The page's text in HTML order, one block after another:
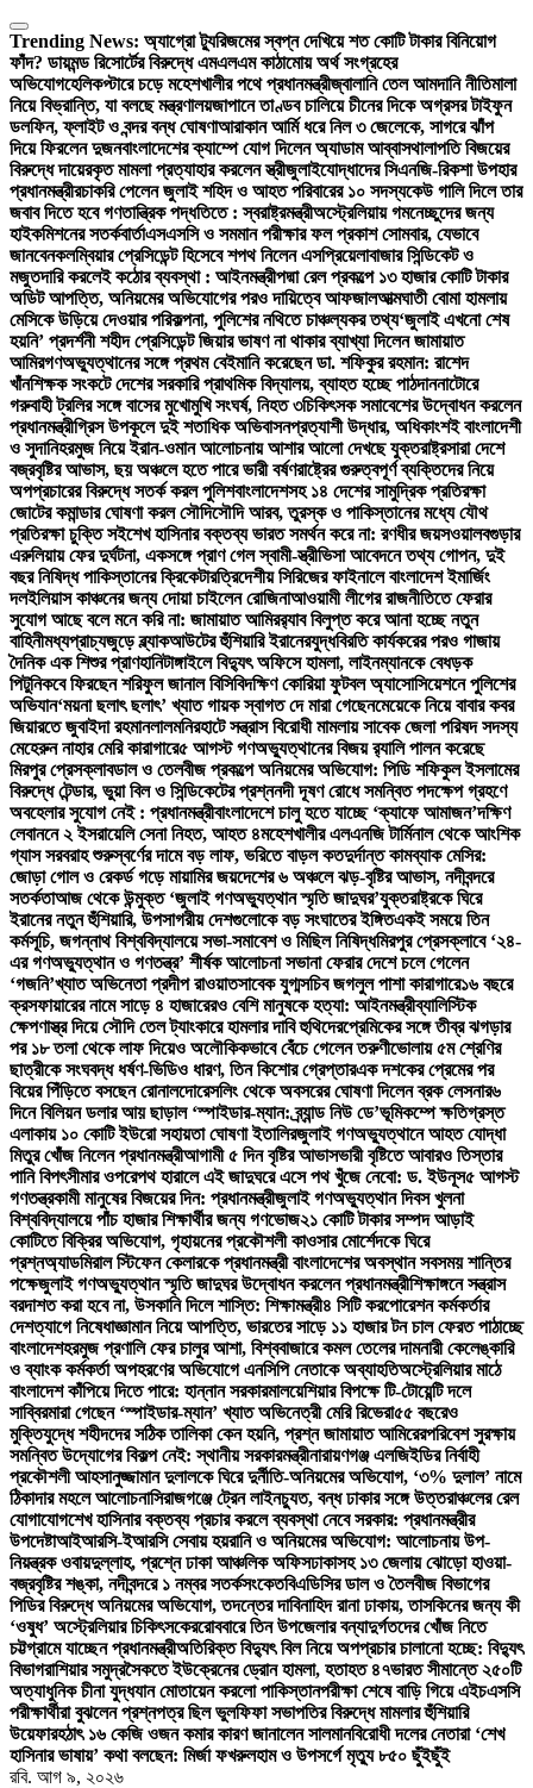
Skip
to
content
Trending News: অ্যাগ্রো ট্যুরিজমের স্বপ্ন দেখিয়ে শত কোটি টাকার বিনিয়োগ
ফাঁদ? ডায়মন্ড রিসোর্টের বিরুদ্ধে এমএলএম কাঠামোয় অর্থ সংগ্রহের
অভিযোগহেলিকপ্টারে চড়ে মহেশখালীর পথে প্রধানমন্ত্রীজ্বালানি তেল আমদানি নীতিমালা
নিয়ে বিভ্রান্তি, যা বলছে মন্ত্রণালয়জাপানে তাণ্ডব চালিয়ে চীনের দিকে অগ্রসর টাইফুন
ডলফিন, ফ্লাইট ও বন্দর বন্ধ ঘোষণাআরাকান আর্মি ধরে নিল ৩ জেলেকে, সাগরে ঝাঁপ
দিয়ে ফিরলেন দুজনবাংলাদেশের ক্যাম্পে যোগ দিলেন অ্যাডাম আব্বাসথালাপতি বিজয়ের
বিরুদ্ধে দায়েরকৃত মামলা প্রত্যাহার করলেন স্ত্রীজুলাইযোদ্ধাদের সিএনজি-রিকশা উপহার
প্রধানমন্ত্রীরচাকরি পেলেন জুলাই শহিদ ও আহত পরিবারের ১০ সদস্যকেউ গালি দিলে তার
জবাব দিতে হবে গণতান্ত্রিক পদ্ধতিতে : স্বরাষ্ট্রমন্ত্রীঅস্ট্রেলিয়ায় গমনেচ্ছুদের জন্য
হাইকমিশনের সতর্কবার্তাএসএসসি ও সমমান পরীক্ষার ফল প্রকাশ সোমবার, যেভাবে
জানবেনকলম্বিয়ার প্রেসিডেন্ট হিসেবে শপথ নিলেন এসপ্রিয়েলাবাজার সিন্ডিকেট ও
মজুতদারি করলেই কঠোর ব্যবস্থা : আইনমন্ত্রীপদ্মা রেল প্রকল্পে ১৩ হাজার কোটি টাকার
অডিট আপত্তি, অনিয়মের অভিযোগের পরও দায়িত্বে আফজালআত্মঘাতী বোমা হামলায়
মেসিকে উড়িয়ে দেওয়ার পরিকল্পনা, পুলিশের নথিতে চাঞ্চল্যকর তথ্য‘জুলাই এখনো শেষ
হয়নি’ প্রদর্শনী শহীদ প্রেসিডেন্ট জিয়ার ভাষণ না থাকার ব্যাখ্যা দিলেন জামায়াত
আমিরগণঅভ্যুত্থানের সঙ্গে প্রথম বেইমানি করেছেন ডা. শফিকুর রহমান: রাশেদ
খাঁনশিক্ষক সংকটে দেশের সরকারি প্রাথমিক বিদ্যালয়, ব্যাহত হচ্ছে পাঠদাননাটোরে
গরুবাহী ট্রলির সঙ্গে বাসের মুখোমুখি সংঘর্ষ, নিহত ৩চিকিৎসক সমাবেশের উদ্বোধন করলেন
প্রধানমন্ত্রীগ্রিস উপকূলে দুই শতাধিক অভিবাসনপ্রত্যাশী উদ্ধার, অধিকাংশই বাংলাদেশী
ও সুদানিহরমুজ নিয়ে ইরান-ওমান আলোচনায় আশার আলো দেখছে যুক্তরাষ্ট্রসারা দেশে
বজ্রবৃষ্টির আভাস, ছয় অঞ্চলে হতে পারে ভারী বর্ষণরাষ্ট্রের গুরুত্বপূর্ণ ব্যক্তিদের নিয়ে
অপপ্রচারের বিরুদ্ধে সতর্ক করল পুলিশবাংলাদেশসহ ১৪ দেশের সামুদ্রিক প্রতিরক্ষা
জোটের কমান্ডার ঘোষণা করল সৌদিসৌদি আরব, তুরস্ক ও পাকিস্তানের মধ্যে যৌথ
প্রতিরক্ষা চুক্তি সইশেখ হাসিনার বক্তব্য ভারত সমর্থন করে না: রণধীর জয়সওয়ালবগুড়ার
এরুলিয়ায় ফের দুর্ঘটনা, একসঙ্গে প্রাণ গেল স্বামী-স্ত্রীভিসা আবেদনে তথ্য গোপন, দুই
বছর নিষিদ্ধ পাকিস্তানের ক্রিকেটারত্রিদেশীয় সিরিজের ফাইনালে বাংলাদেশ ইমার্জিং
দলইলিয়াস কাঞ্চনের জন্য দোয়া চাইলেন রোজিনাআওয়ামী লীগের রাজনীতিতে ফেরার
সুযোগ আছে বলে মনে করি না: জামায়াত আমিরর‍্যাব বিলুপ্ত করে আনা হচ্ছে নতুন
বাহিনীমধ্যপ্রাচ্যজুড়ে ব্ল্যাকআউটের হুঁশিয়ারি ইরানেরযুদ্ধবিরতি কার্যকরের পরও গাজায়
দৈনিক এক শিশুর প্রাণহানিটাঙ্গাইলে বিদ্যুৎ অফিসে হামলা, লাইনম্যানকে বেধড়ক
পিটুনিকবে ফিরছেন শরিফুল জানাল বিসিবিদক্ষিণ কোরিয়া ফুটবল অ্যাসোসিয়েশনে পুলিশের
অভিযান‘ময়না ছলাৎ ছলাৎ’ খ্যাত গায়ক স্বাগত দে মারা গেছেনমেয়েকে নিয়ে বাবার কবর
জিয়ারতে জুবাইদা রহমানলালমনিরহাটে সন্ত্রাস বিরোধী মামলায় সাবেক জেলা পরিষদ সদস্য
মেহেরুন নাহার মেরি কারাগারে৫ আগস্ট গণঅভ্যুত্থানের বিজয় র‍্যালি পালন করেছে
মিরপুর প্রেসক্লাবডাল ও তেলবীজ প্রকল্পে অনিয়মের অভিযোগ: পিডি শফিকুল ইসলামের
বিরুদ্ধে টেন্ডার, ভুয়া বিল ও সিন্ডিকেটের প্রশ্ননদী দূষণ রোধে সমন্বিত পদক্ষেপ গ্রহণে
অবহেলার সুযোগ নেই : প্রধানমন্ত্রীবাংলাদেশে চালু হতে যাচ্ছে ‘ক্যাফে আমাজন’দক্ষিণ
লেবাননে ২ ইসরায়েলি সেনা নিহত, আহত ৪মহেশখালীর এলএনজি টার্মিনাল থেকে আংশিক
গ্যাস সরবরাহ শুরুস্বর্ণের দামে বড় লাফ, ভরিতে বাড়ল কতদুর্দান্ত কামব্যাক মেসির:
জোড়া গোল ও রেকর্ড গড়ে মায়ামির জয়দেশের ৬ অঞ্চলে ঝড়-বৃষ্টির আভাস, নদীবন্দরে
সতর্কতাআজ থেকে উন্মুক্ত ‘জুলাই গণঅভ্যুত্থান স্মৃতি জাদুঘর’যুক্তরাষ্ট্রকে ঘিরে
ইরানের নতুন হুঁশিয়ারি, উপসাগরীয় দেশগুলোকে বড় সংঘাতের ইঙ্গিতএকই সময়ে তিন
কর্মসূচি, জগন্নাথ বিশ্ববিদ্যালয়ে সভা-সমাবেশ ও মিছিল নিষিদ্ধমিরপুর প্রেসক্লাবে ‘২৪-
এর গণঅভ্যুত্থান ও গণতন্ত্র’ শীর্ষক আলোচনা সভানা ফেরার দেশে চলে গেলেন
‘গজনি’খ্যাত অভিনেতা প্রদীপ রাওয়াতসাবেক যুগ্মসচিব জগলুল পাশা কারাগারে১৬ বছরে
ক্রসফায়ারের নামে সাড়ে ৪ হাজারেরও বেশি মানুষকে হত্যা: আইনমন্ত্রীব্যালিস্টিক
ক্ষেপণাস্ত্র দিয়ে সৌদি তেল ট্যাংকারে হামলার দাবি হুথিদেরপ্রেমিকের সঙ্গে তীব্র ঝগড়ার
পর ১৮ তলা থেকে লাফ দিয়েও অলৌকিকভাবে বেঁচে গেলেন তরুণীভোলায় ৫ম শ্রেণির
ছাত্রীকে সংঘবদ্ধ ধর্ষণ-ভিডিও ধারণ, তিন কিশোর গ্রেপ্তারএক দশকের প্রেমের পর
বিয়ের পিঁড়িতে বসছেন রোনালদোরেসলিং থেকে অবসরের ঘোষণা দিলেন ব্রক লেসনার৬
দিনে বিলিয়ন ডলার আয় ছাড়াল ‘স্পাইডার-ম্যান: ব্র্যান্ড নিউ ডে’ভূমিকম্পে ক্ষতিগ্রস্ত
এলাকায় ১০ কোটি ইউরো সহায়তা ঘোষণা ইতালিরজুলাই গণঅভ্যুত্থানে আহত যোদ্ধা
মিতুর খোঁজ নিলেন প্রধানমন্ত্রীআগামী ৫ দিন বৃষ্টির আভাসভারী বৃষ্টিতে আবারও তিস্তার
পানি বিপৎসীমার ওপরেপথ হারালে এই জাদুঘরে এসে পথ খুঁজে নেবো: ড. ইউনূস৫ আগস্ট
গণতন্ত্রকামী মানুষের বিজয়ের দিন: প্রধানমন্ত্রীজুলাই গণঅভ্যুত্থান দিবস খুলনা
বিশ্ববিদ্যালয়ে পাঁচ হাজার শিক্ষার্থীর জন্য গণভোজ২১ কোটি টাকার সম্পদ আড়াই
কোটিতে বিক্রির অভিযোগ, গৃহায়নের প্রকৌশলী কাওসার মোর্শেদকে ঘিরে
প্রশ্নঅ্যাডমিরাল স্টিফেন কেলারকে প্রধানমন্ত্রী বাংলাদেশের অবস্থান সবসময় শান্তির
পক্ষেজুলাই গণঅভ্যুত্থান স্মৃতি জাদুঘর উদ্বোধন করলেন প্রধানমন্ত্রীশিক্ষাঙ্গনে সন্ত্রাস
বরদাশত করা হবে না, উসকানি দিলে শাস্তি: শিক্ষামন্ত্রী৪ সিটি করপোরেশন কর্মকর্তার
দেশত্যাগে নিষেধাজ্ঞামান নিয়ে আপত্তি, ভারতের সাড়ে ১১ হাজার টন চাল ফেরত পাঠাচ্ছে
বাংলাদেশহরমুজ প্রণালি ফের চালুর আশা, বিশ্ববাজারে কমল তেলের দামনারী কেলেঙ্কারি
ও ব্যাংক কর্মকর্তা অপহরণের অভিযোগে এনসিপি নেতাকে অব্যাহতিঅস্ট্রেলিয়ার মাঠে
বাংলাদেশ কাঁপিয়ে দিতে পারে: হান্নান সরকারমালয়েশিয়ার বিপক্ষে টি-টোয়েন্টি দলে
সাব্বিরমারা গেছেন ‘স্পাইডার-ম্যান’ খ্যাত অভিনেত্রী মেরি রিভেরা৫৫ বছরেও
মুক্তিযুদ্ধে শহীদদের সঠিক তালিকা কেন হয়নি, প্রশ্ন জামায়াত আমিরেরপরিবেশ সুরক্ষায়
সমন্বিত উদ্যোগের বিকল্প নেই: স্থানীয় সরকারমন্ত্রীনারায়ণগঞ্জ এলজিইডির নির্বাহী
প্রকৌশলী আহসানুজ্জামান দুলালকে ঘিরে দুর্নীতি-অনিয়মের অভিযোগ, ‘৩% দুলাল’ নামে
ঠিকাদার মহলে আলোচনাসিরাজগঞ্জে ট্রেন লাইনচ্যুত, বন্ধ ঢাকার সঙ্গে উত্তরাঞ্চলের রেল
যোগাযোগশেখ হাসিনার বক্তব্য প্রচার করলে ব্যবস্থা নেবে সরকার: প্রধানমন্ত্রীর
উপদেষ্টাআইআরসি-ইআরসি সেবায় হয়রানি ও অনিয়মের অভিযোগ: আলোচনায় উপ-
নিয়ন্ত্রক ওবায়দুল্লাহ, প্রশ্নে ঢাকা আঞ্চলিক অফিসঢাকাসহ ১৩ জেলায় ঝোড়ো হাওয়া-
বজ্রবৃষ্টির শঙ্কা, নদীবন্দরে ১ নম্বর সতর্কসংকেতবিএডিসির ডাল ও তৈলবীজ বিভাগের
পিডির বিরুদ্ধে অনিয়মের অভিযোগ, তদন্তের দাবিনাহিদ রানা ঢাকায়, তাসকিনের জন্য কী
‘ওষুধ’ অস্ট্রেলিয়ার চিকিৎসকেররোববারে তিন উপজেলার বন্যাদুর্গতদের খোঁজ নিতে
চট্টগ্রামে যাচ্ছেন প্রধানমন্ত্রীঅতিরিক্ত বিদ্যুৎ বিল নিয়ে অপপ্রচার চালানো হচ্ছে: বিদ্যুৎ
বিভাগরাশিয়ার সমুদ্রসৈকতে ইউক্রেনের ড্রোন হামলা, হতাহত ৪৭ভারত সীমান্তে ২৫০টি
অত্যাধুনিক চীনা যুদ্ধযান মোতায়েন করলো পাকিস্তানপরীক্ষা শেষে বাড়ি গিয়ে এইচএসসি
পরীক্ষার্থীরা বুঝলেন প্রশ্নপত্র ছিল ভুলফিফা সভাপতির বিরুদ্ধে মামলার হুঁশিয়ারি
উয়েফারহঠাৎ ১৬ কেজি ওজন কমার কারণ জানালেন সালমানবিরোধী দলের নেতারা ‘শেখ
হাসিনার ভাষায়’ কথা বলছেন: মির্জা ফখরুলহাম ও উপসর্গে মৃত্যু ৮৫০ ছুঁইছুঁই
রবি. আগ ৯, ২০২৬